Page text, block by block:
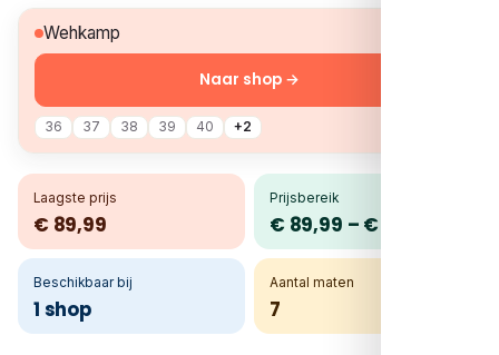
Wehkamp
36 37 38 39 40 +2
Naar shop →
Laagste prijs
€ 89,99
Prijsbereik
€ 89,99 – € 89,99
Beschikbaar bij
1 shop
Aantal maten
7